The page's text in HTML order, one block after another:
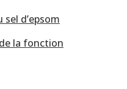
sel d’epsom
la fonction